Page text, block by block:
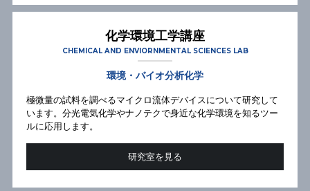
化学環境工学講座
CHEMICAL AND ENVIORNMENTAL SCIENCES LAB
環境・バイオ分析化学
極微量の試料を調べるマイクロ流体デバイスについて研究して
います。分光電気化学やナノテクで身近な化学環境を知るツー
ルに応用します。
研究室を見る